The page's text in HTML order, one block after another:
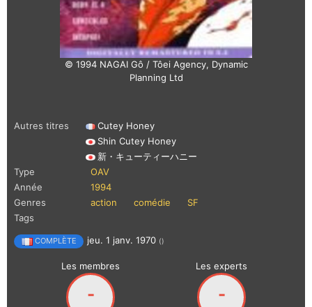
© 1994 NAGAI Gô / Tôei Agency, Dynamic
Planning Ltd
Autres titres
Cutey Honey
Shin Cutey Honey
新・キューティーハニー
Type
OAV
Année
1994
Genres
action comédie
SF
Tags
COMPLÈTE jeu. 1 janv. 1970 ()
Les membres
-
Les experts
-